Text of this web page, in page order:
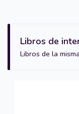
Libros de
Libros de la